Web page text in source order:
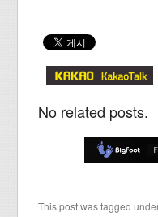
No related posts.
This post was tagged